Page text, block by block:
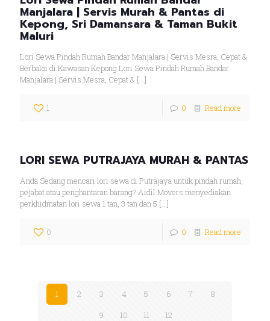
Manjalara | Servis Murah & Pantas di
Kepong, Sri Damansara & Taman Bukit
Maluri
Lori Sewa Pindah Rumah Bandar Manjalara | Servis Mesra, Cepat &
Berbaloi di Kawasan Kepong Lori Sewa Pindah Rumah Bandar
Manjalara | Servis Mesra, Cepat & […]
1 0 Read more
LORI SEWA PUTRAJAYA MURAH & PANTAS
Anda Sedang mencari lori sewa di Putrajaya untuk pindah rumah,
pejabat atau penghantaran barang? Aidil Movers menyediakan
perkhidmatan lori sewa 1 tan, 3 tan dan 5 […]
0 0 Read more
1 2 3 4 5 6 7
8
9
10 11 12